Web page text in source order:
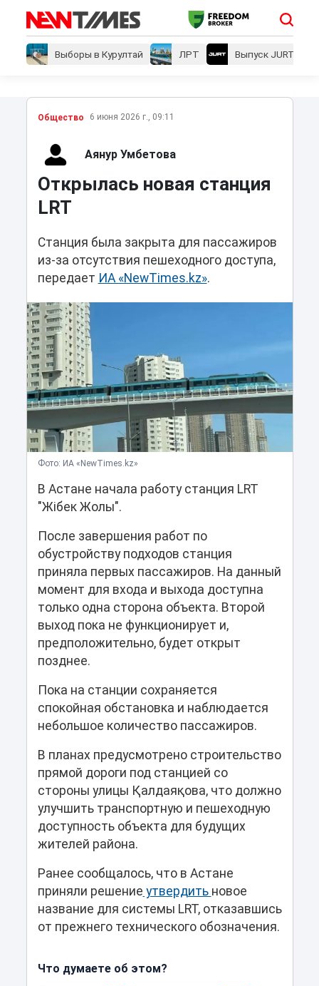
Выборы в Курултай ЛРТ Выпуск JURT
Общество 6 июня 2026 г., 09:11
Аянур Умбетова
Открылась новая станция
LRT
Станция была закрыта для пассажиров
из-за отсутствия пешеходного доступа,
передает ИА «NewTimes.kz».
Фото: ИА «NewTimes.kz»
В Астане начала работу станция LRT
"Жібек Жолы".
После завершения работ по
обустройству подходов станция
приняла первых пассажиров. На данный
момент для входа и выхода доступна
только одна сторона объекта. Второй
выход пока не функционирует и,
предположительно, будет открыт
позднее.
Пока на станции сохраняется
спокойная обстановка и наблюдается
небольшое количество пассажиров.
В планах предусмотрено строительство
прямой дороги под станцией со
стороны улицы Қалдаяқова, что должно
улучшить транспортную и пешеходную
доступность объекта для будущих
жителей района.
Ранее сообщалось, что в Астане
приняли решение утвердить новое
название для системы LRT, отказавшись
от прежнего технического обозначения.
Что думаете об этом?